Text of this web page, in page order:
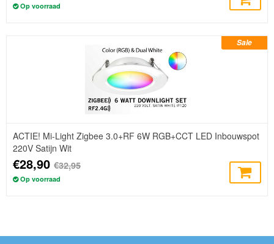
Op voorraad
Sale
ACTIE! Mi-Light Zigbee 3.0+RF 6W RGB+CCT LED Inbouwspot
220V Satijn Wit
€28,90 €32,95
Op voorraad